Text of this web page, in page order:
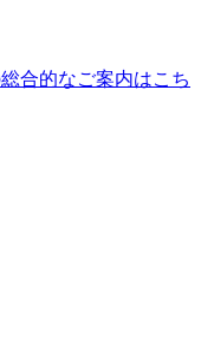
合的なご案内はこち